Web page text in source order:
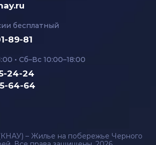
бесплатный
89-81
• Сб–Вс 10:00–18:00
24-24
64-64
– Жилье на побережье Черного